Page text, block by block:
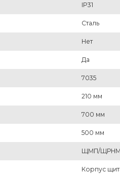
IP31
Сталь
Нет
Да
7035
210 мм
700 мм
500 мм
ЩМП/
Корпус